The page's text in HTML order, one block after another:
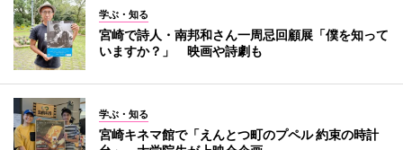
学ぶ・知る
宮崎で詩人・南邦和さん一周忌回顧展「僕を知って
いますか？」 映画や詩劇も
学ぶ・知る
宮崎キネマ館で「えんとつ町のプペル 約束の時計